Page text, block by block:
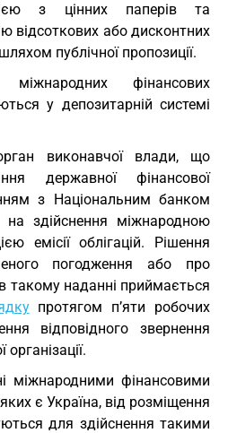
з цінних паперів та
відсоткових або дисконтних
публічної пропозиції.
міжнародних фінансових
у депозитарній системі
виконавчої влади, що
державної фінансової
з Національним банком
на здійснення міжнародною
емісії облігацій. Рішення
погодження або про
такому наданні приймається
протягом п’яти робочих
відповідного звернення
міжнародними фінансовими
є Україна, від розміщення
для здійснення такими